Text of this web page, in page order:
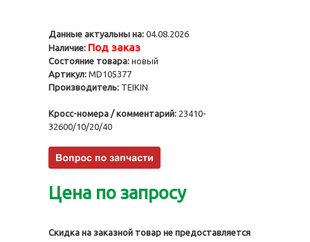
Данные актуальны на: 04.08.2026
Наличие: Под заказ
Состояние товара: новый
Артикул: MD105377
Производитель: TEIKIN
Кросс-номера / комментарий: 23410-
32600/10/20/40
Цена по запросу
Скидка на заказной товар не предоставляется